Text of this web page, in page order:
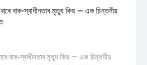
বাৰে বাক-স্বাধীনতাৰ মৃত্যু কিয় — এক চিন্তনীয়
বাক-স্বাধীনতাৰ মৃত্যু কিয় — এক চিন্তনীয়